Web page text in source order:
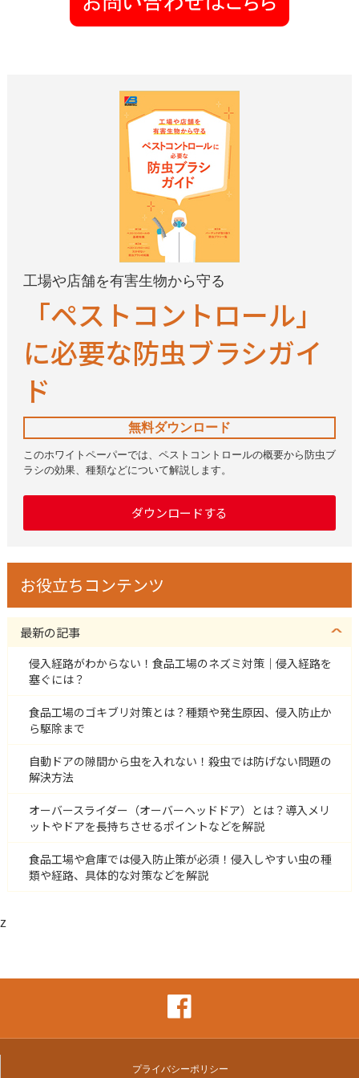
工場や店舗を有害生物から守る
「ペストコントロール」
に必要な防虫ブラシガイ
ド
無料ダウンロード
このホワイトペーパーでは、ペストコントロールの概要から防虫ブ
ラシの効果、種類などについて解説します。
ダウンロードする
お役立ちコンテンツ
最新の記事
侵入経路がわからない！食品工場のネズミ対策｜侵入経路を
塞ぐには？
食品工場のゴキブリ対策とは？種類や発生原因、侵入防止か
ら駆除まで
自動ドアの隙間から虫を入れない！殺虫では防げない問題の
解決方法
オーバースライダー（オーバーヘッドドア）とは？導入メリ
ットやドアを長持ちさせるポイントなどを解説
食品工場や倉庫では侵入防止策が必須！侵入しやすい虫の種
類や経路、具体的な対策などを解説
z
プライバシーポリシー